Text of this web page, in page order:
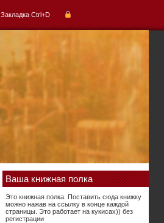
Закладка Ctrl+D
Ваша книжная полка
Это книжная полка. Поставить сюда книжку
можно нажав на ссылку в конце каждой
страницы. Это работает на кукисах)) без
регистрации